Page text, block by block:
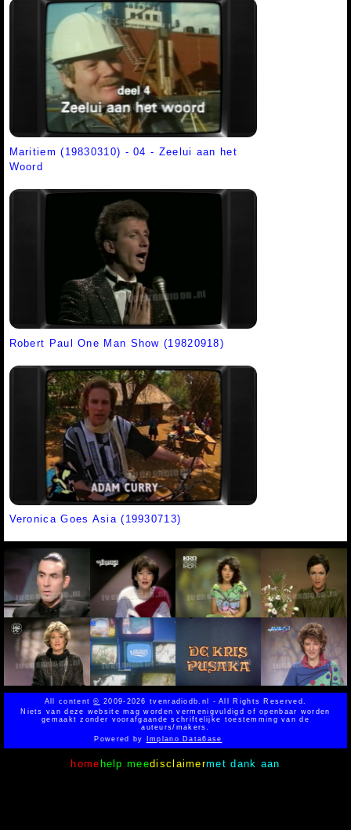
Maritiem (19830310) - 04 - Zeelui aan het
Woord
Robert Paul One Man Show (19820918)
Veronica Goes Asia (19930713)
All content© 2009-2026 tvenradiodb.nl - All Rights Reserved.
Niets van deze website mag worden vermenigvuldigd of openbaar worden
gemaakt zonder voorafgaande schriftelijke toestemming van de
auteurs/makers.
Powered byImplano Data6ase
home help meedisclaimermet dank aan